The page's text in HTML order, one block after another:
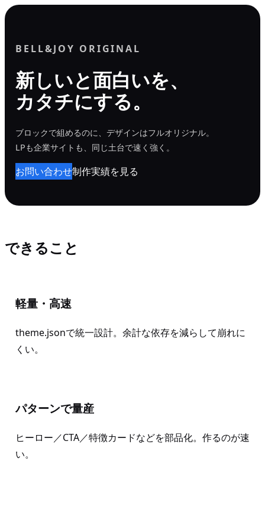
内
BELL&JOY ORIGINAL
新しいと面白いを、
カタチにする。
ブロックで組めるのに、デザインはフルオリジナル。
LPも企業サイトも、同じ土台で速く強く。
お問い合わせ制作実績を見る
できること
軽量・高速
theme.jsonで統一設計。余計な依存を減らして崩れに
くい。
パターンで量産
ヒーロー／CTA／特徴カードなどを部品化。作るのが速
い。